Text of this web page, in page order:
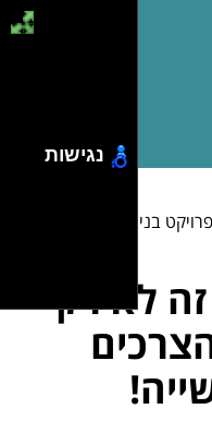
בנייה? הצרכים
זה לא רק
נגישות